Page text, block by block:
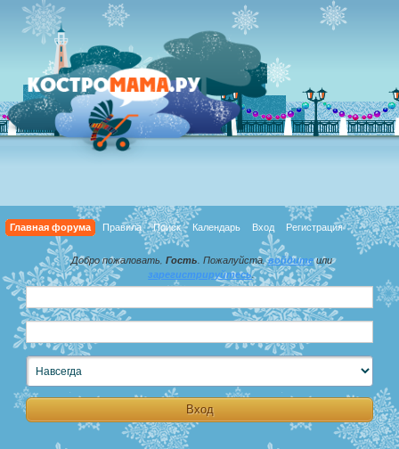
Главная форума Правила Поиск Календарь Вход Регистрация
Добро пожаловать, Гость . Пожалуйста,войдитеили
зарегистрируйтесь.